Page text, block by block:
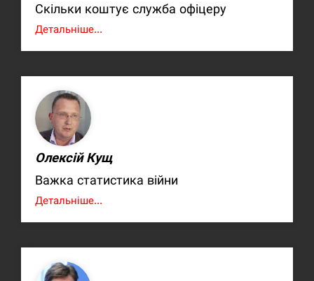
Скільки коштує служба офіцеру
Детальніше...
Олексій Кущ
Важка статистика війни
Детальніше...